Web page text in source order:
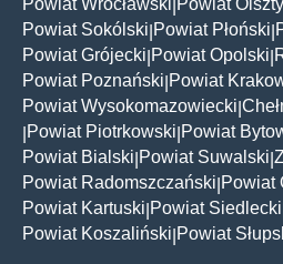
Powiat Sokólski Powiat Płoński
Powiat Grójecki Powiat Opolski
Powiat Poznański Powiat
Powiat Wysokomazowiecki
Powiat Piotrkowski Powiat
Powiat Bialski Powiat Suwalski
Powiat Radomszczański Powiat
Powiat Kartuski Powiat Siedlecki
Powiat Koszaliński Powiat